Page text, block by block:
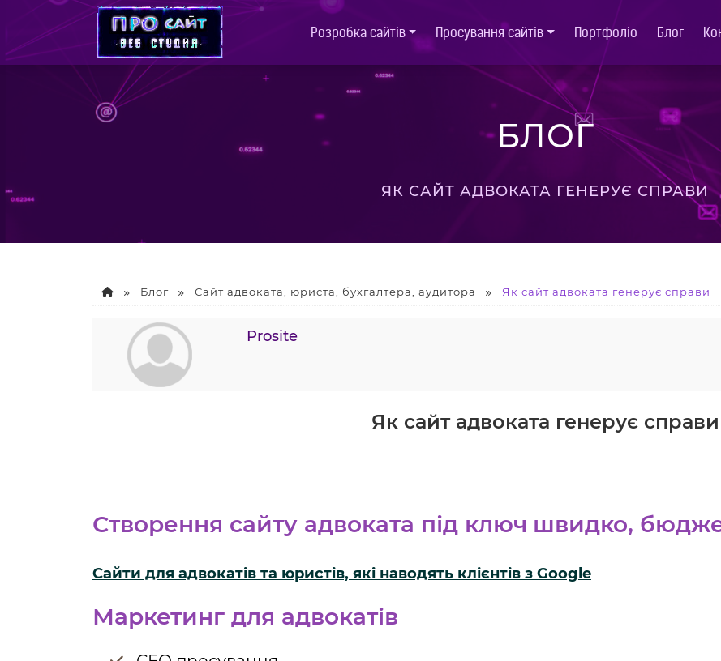
Розробка сайтів Просування сайтів Портфоліо Блог
БЛОГ
ЯК САЙТ АДВОКАТА ГЕНЕРУЄ СПРАВИ
Блог Сайт адвоката, юриста, бухгалтера, аудитора Як сайт адвоката генерує справи
Prosite
Як сайт адвоката генерує справи
Створення сайту адвоката під ключ швидко,
Сайти для адвокатів та юристів, які наводять клієнтів з Google
Маркетинг для адвокатів